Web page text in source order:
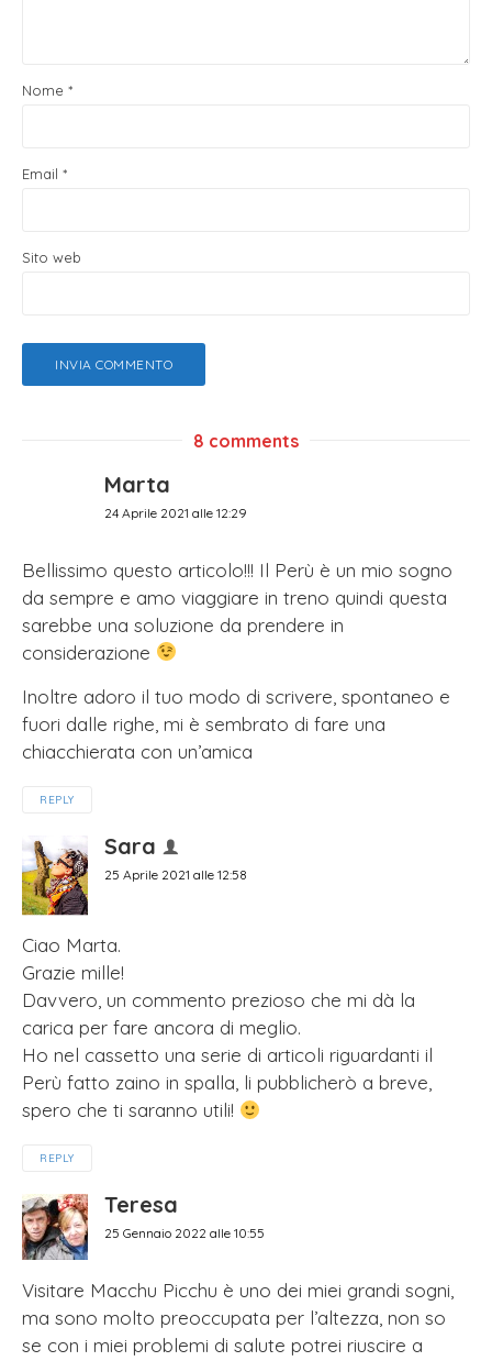
Nome *
Email *
Sito web
8 comments
Marta
24 Aprile 2021 alle 12:29
Bellissimo questo articolo!!! Il Perù è un mio sogno
da sempre e amo viaggiare in treno quindi questa
sarebbe una soluzione da prendere in
considerazione
Inoltre adoro il tuo modo di scrivere, spontaneo e
fuori dalle righe, mi è sembrato di fare una
chiacchierata con un’amica
REPLY
Sara
25 Aprile 2021 alle 12:58
Ciao Marta.
Grazie mille!
Davvero, un commento prezioso che mi dà la
carica per fare ancora di meglio.
Ho nel cassetto una serie di articoli riguardanti il
Perù fatto zaino in spalla, li pubblicherò a breve,
spero che ti saranno utili!
REPLY
Teresa
25 Gennaio 2022 alle 10:55
Visitare Macchu Picchu è uno dei miei grandi sogni,
ma sono molto preoccupata per l’altezza, non so
se con i miei problemi di salute potrei riuscire a